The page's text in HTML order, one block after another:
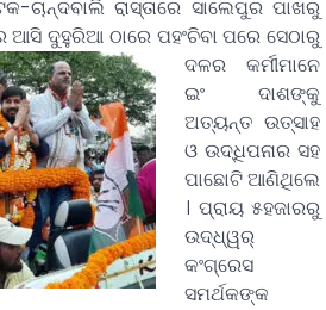
ଚାନ୍ଦବାଲି ରାସ୍ତାରେ ସାଲେପୁର ପାଖରୁ
ଆସି ଦୁହୁରିଆ ଠାରେ ପହଂଚିବାପରେ ସେଠାରୁ
ଦଳର କର୍ମୀମାନେ
ଇଂ ଦାଶଙ୍କୁ
ଅତ୍ୟନ୍ତ ଉତ୍ସାହ
ଓ ଉଦ୍ଧିପନାର ସହ
ପାଛୋଟି ଆଣିଥିଲେ
। ପ୍ରାୟ ୫ହଜାରରୁ
ଉଦ୍ଧ୍ୱର୍
କଂଗ୍ରେସ
ସମର୍ଥକଙ୍କ